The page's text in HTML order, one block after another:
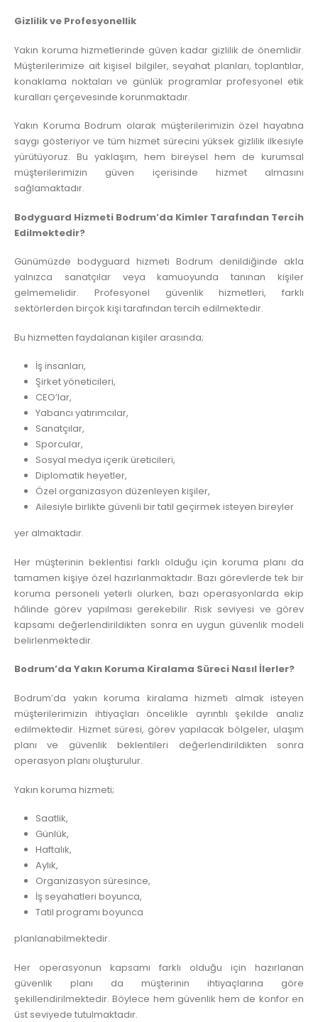
Gizlilik ve Profesyonellik
Yakın koruma hizmetlerinde güven kadar gizlilik de önemlidir.
Müşterilerimize ait kişisel bilgiler, seyahat planları, toplantılar,
konaklama noktaları ve günlük programlar profesyonel etik
kuralları çerçevesinde korunmaktadır.
Yakın Koruma Bodrum olarak müşterilerimizin özel hayatına
saygı gösteriyor ve tüm hizmet sürecini yüksek gizlilik ilkesiyle
yürütüyoruz. Bu yaklaşım, hem bireysel hem de kurumsal
müşterilerimizin güven içerisinde hizmet almasını
sağlamaktadır.
Bodyguard Hizmeti Bodrum’da Kimler Tarafından Tercih
Edilmektedir?
Günümüzde bodyguard hizmeti Bodrum denildiğinde akla
yalnızca sanatçılar veya kamuoyunda tanınan kişiler
gelmemelidir. Profesyonel güvenlik hizmetleri, farklı
sektörlerden birçok kişi tarafından tercih edilmektedir.
Bu hizmetten faydalanan kişiler arasında;
İş insanları,
Şirket yöneticileri,
CEO’lar,
Yabancı yatırımcılar,
Sanatçılar,
Sporcular,
Sosyal medya içerik üreticileri,
Diplomatik heyetler,
Özel organizasyon düzenleyen kişiler,
Ailesiyle birlikte güvenli bir tatil geçirmek isteyen bireyler
yer almaktadır.
Her müşterinin beklentisi farklı olduğu için koruma planı da
tamamen kişiye özel hazırlanmaktadır. Bazı görevlerde tek bir
koruma personeli yeterli olurken, bazı operasyonlarda ekip
hâlinde görev yapılması gerekebilir. Risk seviyesi ve görev
kapsamı değerlendirildikten sonra en uygun güvenlik modeli
belirlenmektedir.
Bodrum’da Yakın Koruma Kiralama Süreci Nasıl İlerler?
Bodrum’da yakın koruma kiralama hizmeti almak isteyen
müşterilerimizin ihtiyaçları öncelikle ayrıntılı şekilde analiz
edilmektedir. Hizmet süresi, görev yapılacak bölgeler, ulaşım
planı ve güvenlik beklentileri değerlendirildikten sonra
operasyon planı oluşturulur.
Yakın koruma hizmeti;
Saatlik,
Günlük,
Haftalık,
Aylık,
Organizasyon süresince,
İş seyahatleri boyunca,
Tatil programı boyunca
planlanabilmektedir.
Her operasyonun kapsamı farklı olduğu için hazırlanan
güvenlik planı da müşterinin ihtiyaçlarına göre
şekillendirilmektedir. Böylece hem güvenlik hem de konfor en
üst seviyede tutulmaktadır.